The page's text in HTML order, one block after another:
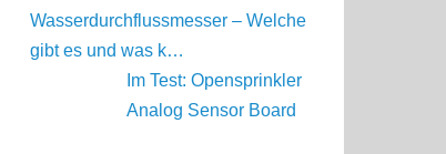
Wasserdurchflussmesser – Welche
gibt es und was k…
Im Test: Opensprinkler
Analog Sensor Board